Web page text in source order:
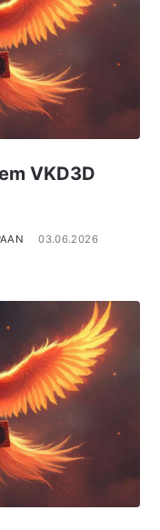
VKD3D
03.06.2026